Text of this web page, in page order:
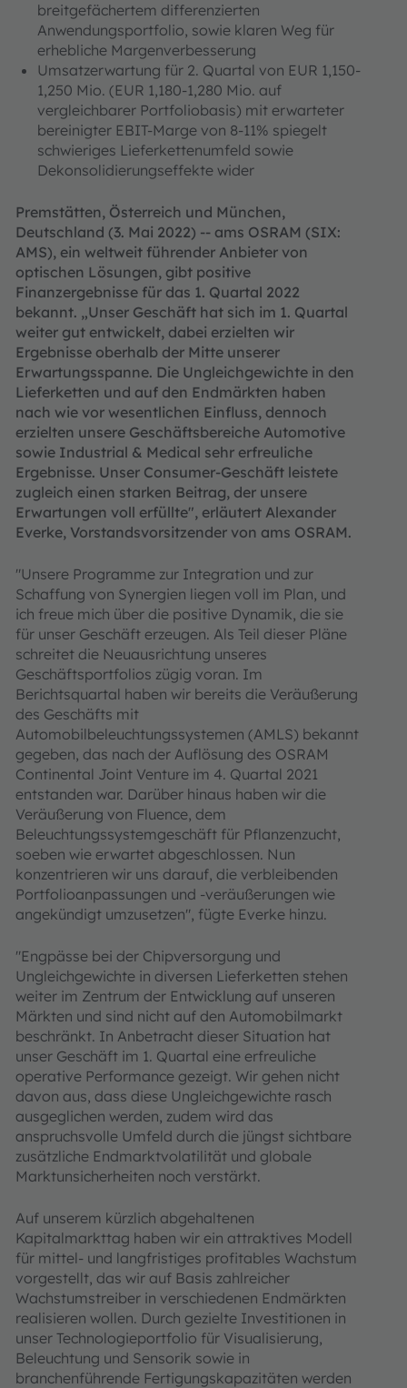
breitgefächertem differenzierten
Anwendungsportfolio, sowie klaren Weg für
erhebliche Margenverbesserung
Umsatzerwartung für 2. Quartal von EUR 1,150-
1,250 Mio. (EUR 1,180-1,280 Mio. auf
vergleichbarer Portfoliobasis) mit erwarteter
bereinigter EBIT-Marge von 8-11% spiegelt
schwieriges Lieferkettenumfeld sowie
Dekonsolidierungseffekte wider
Premstätten, Österreich und München,
Deutschland (3. Mai 2022) -- ams OSRAM (SIX:
AMS), ein weltweit führender Anbieter von
optischen Lösungen, gibt positive
Finanzergebnisse für das 1. Quartal 2022
bekannt. „Unser Geschäft hat sich im 1. Quartal
weiter gut entwickelt, dabei erzielten wir
Ergebnisse oberhalb der Mitte unserer
Erwartungsspanne. Die Ungleichgewichte in den
Lieferketten und auf den Endmärkten haben
nach wie vor wesentlichen Einfluss, dennoch
erzielten unsere Geschäftsbereiche Automotive
sowie Industrial & Medical sehr erfreuliche
Ergebnisse. Unser Consumer-Geschäft leistete
zugleich einen starken Beitrag, der unsere
Erwartungen voll erfüllte", erläutert Alexander
Everke, Vorstandsvorsitzender von ams OSRAM.
"Unsere Programme zur Integration und zur
Schaffung von Synergien liegen voll im Plan, und
ich freue mich über die positive Dynamik, die sie
für unser Geschäft erzeugen. Als Teil dieser Pläne
schreitet die Neuausrichtung unseres
Geschäftsportfolios zügig voran. Im
Berichtsquartal haben wir bereits die Veräußerung
des Geschäfts mit
Automobilbeleuchtungssystemen (AMLS) bekannt
gegeben, das nach der Auflösung des OSRAM
Continental Joint Venture im 4. Quartal 2021
entstanden war. Darüber hinaus haben wir die
Veräußerung von Fluence, dem
Beleuchtungssystemgeschäft für Pflanzenzucht,
soeben wie erwartet abgeschlossen. Nun
konzentrieren wir uns darauf, die verbleibenden
Portfolioanpassungen und -veräußerungen wie
angekündigt umzusetzen", fügte Everke hinzu.
"Engpässe bei der Chipversorgung und
Ungleichgewichte in diversen Lieferketten stehen
weiter im Zentrum der Entwicklung auf unseren
Märkten und sind nicht auf den Automobilmarkt
beschränkt. In Anbetracht dieser Situation hat
unser Geschäft im 1. Quartal eine erfreuliche
operative Performance gezeigt. Wir gehen nicht
davon aus, dass diese Ungleichgewichte rasch
ausgeglichen werden, zudem wird das
anspruchsvolle Umfeld durch die jüngst sichtbare
zusätzliche Endmarktvolatilität und globale
Marktunsicherheiten noch verstärkt.
Auf unserem kürzlich abgehaltenen
Kapitalmarkttag haben wir ein attraktives Modell
für mittel- und langfristiges profitables Wachstum
vorgestellt, das wir auf Basis zahlreicher
Wachstumstreiber in verschiedenen Endmärkten
realisieren wollen. Durch gezielte Investitionen in
unser Technologieportfolio für Visualisierung,
Beleuchtung und Sensorik sowie in
branchenführende Fertigungskapazitäten werden